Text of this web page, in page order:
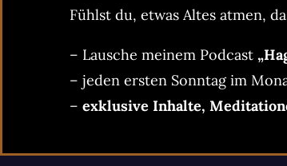
Fühlst du, etwas Altes atmen,
– Lausche meinem Podcast
– jeden ersten Sonntag im
– exklusive Inhalte,